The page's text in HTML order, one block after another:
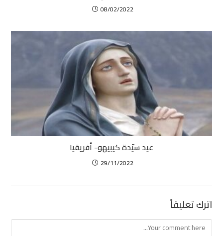
08/02/2022
عيد سيّدة كيبيهو- أفريقيا
29/11/2022
اترك تعليقاً